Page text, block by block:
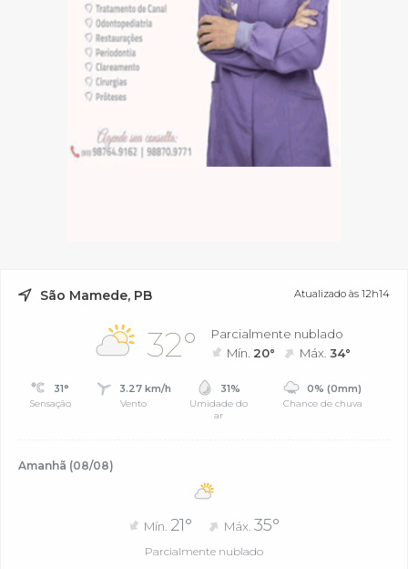
São Mamede, PB Atualizado às 12h14
32°
Parcialmente nublado
Mín. 20° Máx.34°
31°
Sensação
3.27 km/h
Vento
31%
Umidade do
ar
0% (0mm)
Chance de chuva
Amanhã (08/08)
Mín. 21° Máx. 35°
Parcialmente nublado